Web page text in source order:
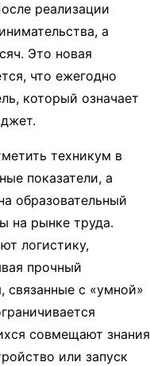
реализации
а
Это новая
что ежегодно
который означает
техникум в
показатели, а
образовательный
на рынке труда.
логистику,
прочный
связанные с «умной»
совмещают знания
или запуск